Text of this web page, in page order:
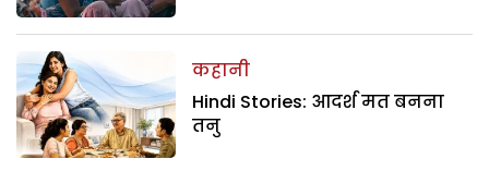
कहानी
Hindi Stories: आदर्श मत बनना
तनु